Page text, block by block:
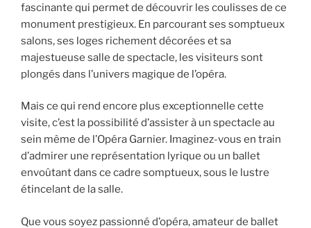
fascinante qui permet de découvrir les coulisses de ce
monument prestigieux. En parcourant ses somptueux
salons, ses loges richement décorées et sa
majestueuse salle de spectacle, les visiteurs sont
plongés dans l’univers magique de l’opéra.
Mais ce qui rend encore plus exceptionnelle cette
visite, c’est la possibilité d’assister à un spectacle au
sein même de l’Opéra Garnier. Imaginez-vous en train
d’admirer une représentation lyrique ou un ballet
envoûtant dans ce cadre somptueux, sous le lustre
étincelant de la salle.
Que vous soyez passionné d’opéra, amateur de ballet